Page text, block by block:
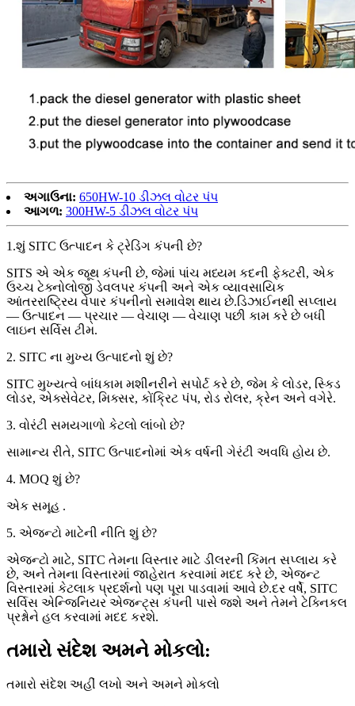
અગાઉના: 650HW-10 ડીઝલ વોટર પંપ
આગળ: 300HW-5 ડીઝલ વોટર પંપ
1.શું SITC ઉત્પાદન કે ટ્રેડિંગ કંપની છે?
SITS એ એક જૂથ કંપની છે, જેમાં પાંચ મધ્યમ કદની ફેક્ટરી, એક
ઉચ્ચ ટેક્નોલોજી ડેવલપર કંપની અને એક વ્યાવસાયિક
આંતરરાષ્ટ્રિય વેપાર કંપનીનો સમાવેશ થાય છે.ડિઝાઈનથી સપ્લાય
— ઉત્પાદન — પ્રચાર — વેચાણ — વેચાણ પછી કામ કરે છે બધી
લાઇન સર્વિસ ટીમ.
2. SITC ના મુખ્ય ઉત્પાદનો શું છે?
SITC મુખ્યત્વે બાંધકામ મશીનરીને સપોર્ટ કરે છે, જેમ કે લોડર, સ્કિડ
લોડર, એક્સેવેટર, મિક્સર, કોંક્રિટ પંપ, રોડ રોલર, ક્રેન અને વગેરે.
3. વોરંટી સમયગાળો કેટલો લાંબો છે?
સામાન્ય રીતે, SITC ઉત્પાદનોમાં એક વર્ષની ગેરંટી અવધિ હોય છે.
4. MOQ શું છે?
એક સમૂહ .
5. એજન્ટો માટેની નીતિ શું છે?
એજન્ટો માટે, SITC તેમના વિસ્તાર માટે ડીલરની કિંમત સપ્લાય કરે
છે, અને તેમના વિસ્તારમાં જાહેરાત કરવામાં મદદ કરે છે, એજન્ટ
વિસ્તારમાં કેટલાક પ્રદર્શનો પણ પૂરા પાડવામાં આવે છે.દર વર્ષે, SITC
સર્વિસ એન્જિનિયર એજન્ટ્સ કંપની પાસે જશે અને તેમને ટેક્નિકલ
પ્રશ્નોને હલ કરવામાં મદદ કરશે.
તમારો સંદેશ અમને મોકલો:
તમારો સંદેશ અહીં લખો અને અમને મોકલો